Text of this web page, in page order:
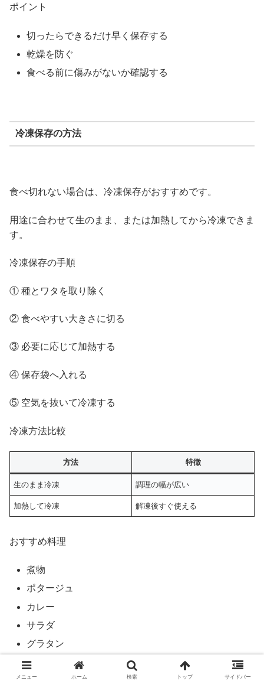
ポイント
切ったらできるだけ早く保存する
乾燥を防ぐ
食べる前に傷みがないか確認する
冷凍保存の方法
食べ切れない場合は、冷凍保存がおすすめです。
用途に合わせて生のまま、または加熱してから冷凍できま
す。
冷凍保存の手順
① 種とワタを取り除く
② 食べやすい大きさに切る
③ 必要に応じて加熱する
④ 保存袋へ入れる
⑤ 空気を抜いて冷凍する
冷凍方法比較
方法 特徴
生のまま冷凍 調理の幅が広い
加熱して冷凍 解凍後すぐ使える
おすすめ料理
煮物
ポタージュ
カレー
サラダ
グラタン
保存期間の目安
メニュー ホーム 検索 トップ サイドバー